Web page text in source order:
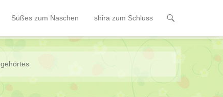
Süßes zum Naschen shira zum Schluss
gehörtes